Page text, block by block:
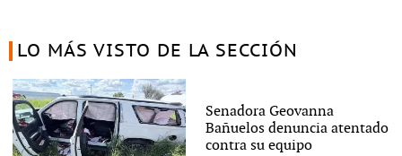
LO MÁS VISTO DE LA SECCIÓN
Senadora Geovanna
Bañuelos denuncia atentado
contra su equipo